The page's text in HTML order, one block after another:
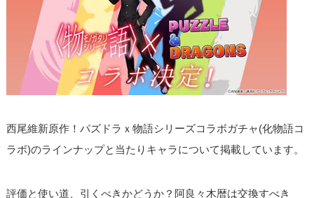
西尾維新原作！パズドラｘ物語シリーズコラボガチャ(化物語コ
ラボ)のラインナップと当たりキャラについて掲載しています。
評価と使い道、引くべきかどうか？阿良々木暦は交換すべき